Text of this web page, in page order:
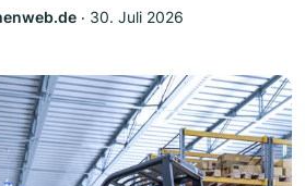
‧ 30. Juli 2026